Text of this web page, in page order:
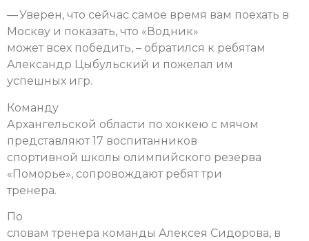
— Уверен, что сейчас самое время вам поехать в
Москву и показать, что «Водник»
может всех победить, – обратился к ребятам
Александр Цыбульский и пожелал им
успешных игр.
Команду
Архангельской области по хоккею с мячом
представляют 17 воспитанников
спортивной школы олимпийского резерва
«Поморье», сопровождают ребят три
тренера.
По
словам тренера команды Алексея Сидорова, в